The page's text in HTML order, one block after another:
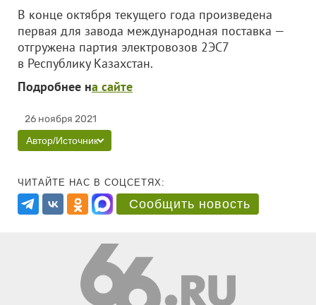
В конце октября текущего года произведена
первая для завода международная поставка —
отгружена партия электровозов 2ЭС7
в Республику Казахстан.
Подробнее на сайте
26 ноября 2021
Автор/Источник
ЧИТАЙТЕ НАС В СОЦСЕТЯХ:
Сообщить новость